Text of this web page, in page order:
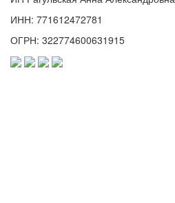
ИНН: 771612472781
ОГРН: 322774600631915